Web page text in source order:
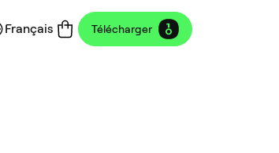
Français Télécharger